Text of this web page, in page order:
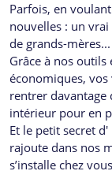
Parfois, en
nouvelles : un vrai
de grands-mères...
Grâce à nos
économiques,
rentrer davantage
intérieur pour en
Et le petit secret d'
rajoute dans nos
s’installe chez